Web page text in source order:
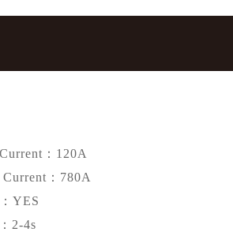
：120A
Current：780A
YES
2-4s